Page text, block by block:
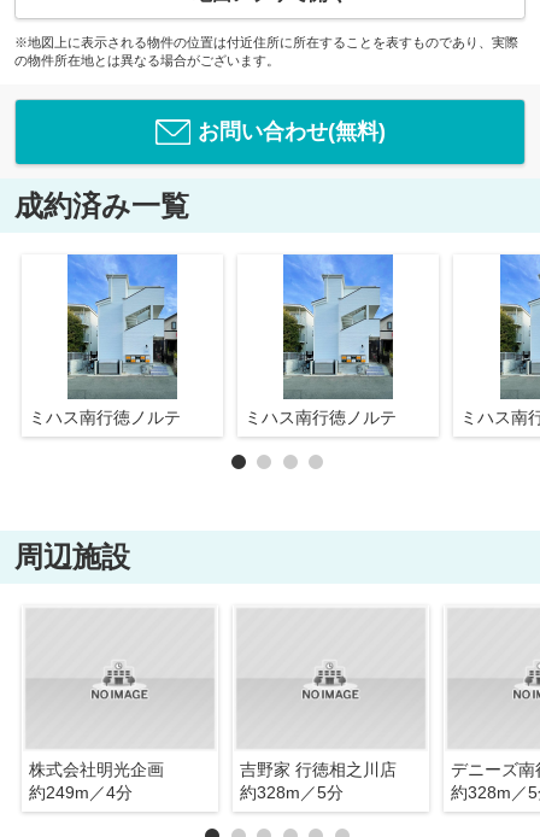
※地図上に表示される物件の位置は付近住所に所在することを表すものであり、実際
の物件所在地とは異なる場合がございます。
お問い合わせ(無料)
成約済み一覧
ミハス南行徳ノルテ ミハス南行徳ノルテ ミハス南
周辺施設
株式会社明光企画
約249m／4分
吉野家 行徳相之川店
約328m／5分
デニーズ南
約328m／